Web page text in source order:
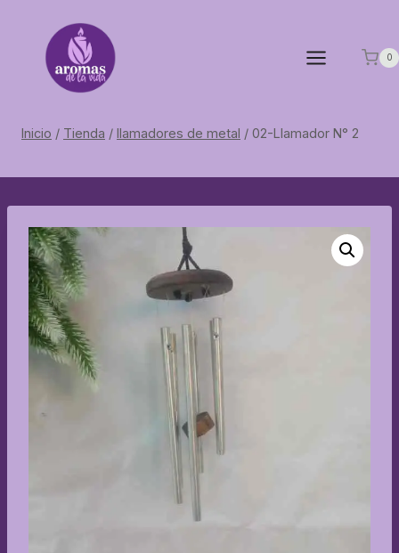
contenido
0
Inicio / Tienda / llamadores de metal / 02-Llamador N° 2